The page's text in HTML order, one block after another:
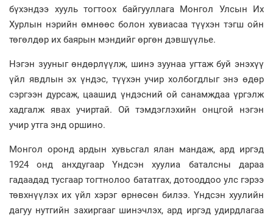
бүхэндээ хууль тогтоох байгууллага Монгол Улсын Их
Хурлын нэрийн өмнөөс болон хувиасаа түүхэн тэгш ойн
төгөлдөр их баярын мэндийг өргөн дэвшүүлье.
Нэгэн зууныг өндөрлүүлж, шинэ зуунаа угтаж буй энэхүү
үйл явдлын эх үндэс, түүхэн учир холбогдлыг энэ өдөр
сэргээн дурсаж, цаашид үндэсний ой санамждаа үргэлж
хадгалж явах учиртай. Ой тэмдэглэхийн онцгой нэгэн
учир утга энд оршино.
Монгол оронд ардын хувьсгал ялан мандаж, ард иргэд
1924 онд анхдугаар Үндсэн хуулиа баталсны дараа
гадаадад тусгаар тогтнолоо бататгах, дотооддоо улс гэрээ
төвхнүүлэх их үйл хэрэг өрнөсөн билээ. Үндсэн хуулийн
дагуу нутгийн захиргааг шинэчлэх, ард иргэд удирдлагаа